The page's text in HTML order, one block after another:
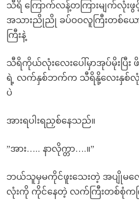
သီရိ ကြောက်လန့်တကြားမျက်လုံး
အသားညိုညို ခပ်ဝဝလူကြီးတစ်ယ
ကြီးနဲ့
သီရိကိုယ်လုံးလေးပေါ်မှာအုပ်မိုးပြီး
ရဲ့ လက်နှစ်ဘက်က သီရိနို့လေးနှစ်လုံ
ပဲ
အားရပါးရညှစ်နေသည်။
”အား….. နာလိုက္တာ….။”
ဘယ်သူမှမကိုင်ဖူးသေးတဲ့ အပျိုမလ
လုံးကို ကိုင်နေတဲ့ လက်ကြီးတစ်စုံက